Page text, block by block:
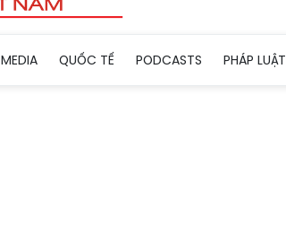
MEDIA QUỐC TẾ PODCASTS PHÁP LUẬT